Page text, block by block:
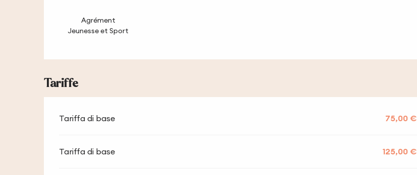
Agrément
Jeunesse et Sport
Tariffe
Tariffa di base 75,00 €
Tariffa di base 125,00 €